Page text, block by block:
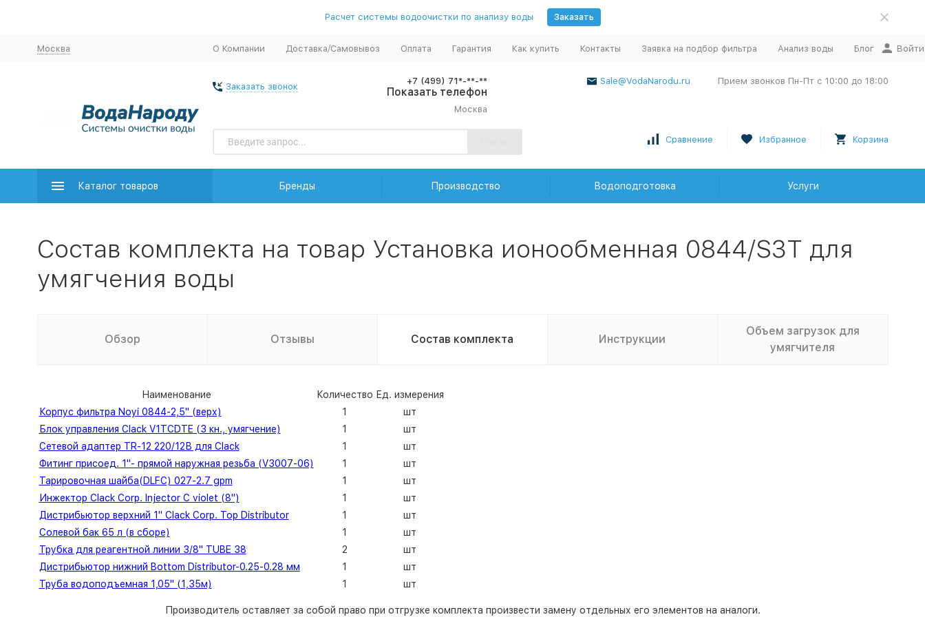
Расчет системы водоочистки по анализу воды Заказать
Москва О Компании Доставка/Самовывоз Оплата Гарантия Как купить Контакты Заявка на подбор фильтра Анализ воды Блог Войти
Заказать звонок
+7 (499) 71*-**-**
Показать телефон
Москва
Sale@VodaNarodu.ru Прием звонков Пн-Пт с 10:00 до 18:00
Сравнение Избранное Корзина
Каталог товаров Бренды Производство Водоподготовка Услуги
Состав комплекта на товар Установка ионообменная 0844/S3T для
умягчения воды
Обзор Отзывы Состав комплекта Инструкции
Объем загрузок для
умягчителя
Наименование Количество Ед. измерения
Корпус фильтра Noyi 0844-2,5" (верх)
1
шт
Блок управления Clack V1TCDTE (3 кн., умягчение)
1
шт
Сетевой адаптер TR-12 220/12В для Clack
1
шт
Фитинг присоед. 1"- прямой наружная резьба (V3007-06)
1
шт
Тарировочная шайба(DLFC) 027-2.7 gpm
1
шт
Инжектор Clack Corp. Injector C violet (8")
1
шт
Дистрибьютор верхний 1" Clack Corp. Top Distributor
1
шт
Солевой бак 65 л (в сборе)
1
шт
Трубка для реагентной линии 3/8" TUBE 38
2
шт
Дистрибьютор нижний Bottom Distributor-0.25-0.28 мм
1
шт
Труба водоподъемная 1,05" (1,35м)
1 шт
Производитель оставляет за собой право при отгрузке комплекта произвести замену отдельных его элементов на аналоги.